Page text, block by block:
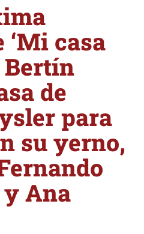
‘Mi casa
Bertín
de
para
su yerno,
Ana